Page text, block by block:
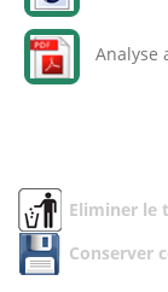
Analyse
Eliminer le
Conserver